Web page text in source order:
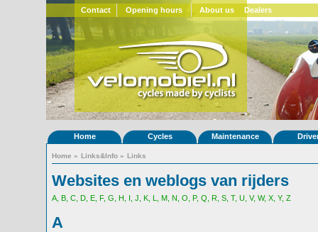
Contact Opening hours About us Dealers
Home Cycles Maintenance
Home » Links&Info » Links
Websites en weblogs van rijders
A, B, C, D, E, F, G, H, I, J, K, L, M, N, O, P, Q, R, S, T, U, V, W, X, Y, Z
A